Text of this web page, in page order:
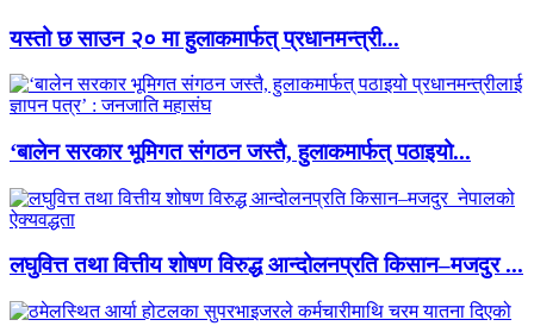
यस्तो छ साउन २० मा हुलाकमार्फत् प्रधानमन्त्री...
‘बालेन सरकार भूमिगत संगठन जस्तै, हुलाकमार्फत् पठाइयो...
लघुवित्त तथा वित्तीय शोषण विरुद्ध आन्दोलनप्रति किसान–मजदुर ...